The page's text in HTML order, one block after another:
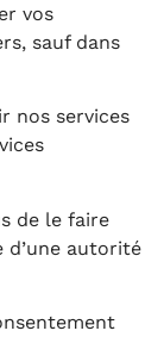
vos
sauf dans
nos services
de le faire
d’une autorité